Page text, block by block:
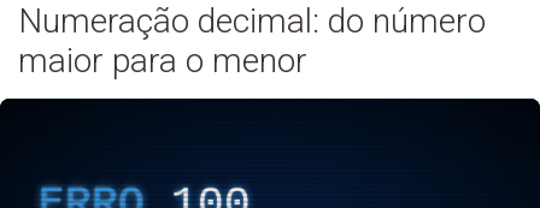
Numeração decimal: do número
maior para o menor